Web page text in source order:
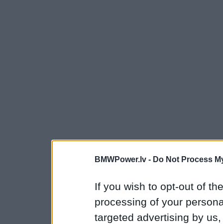
BMWPower.lv - Do Not Process
If you wish to opt-out of
processing of your
targeted advertising by